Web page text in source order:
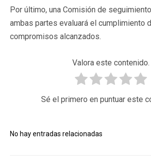
Por último, una Comisión de
ambas partes evaluará el cumplimiento
compromisos alcanzados.
Valora este contenido.
Sé el primero en puntuar este
No hay entradas relacionadas